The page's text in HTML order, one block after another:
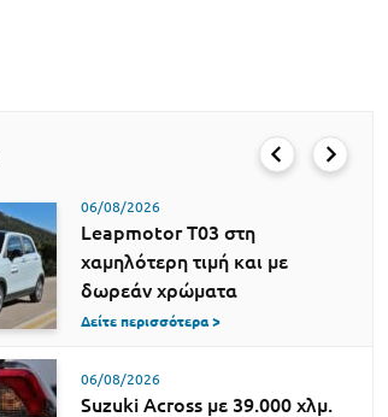
06/08/2026
Leapmotor T03 στη
χαμηλότερη τιμή και με
δωρεάν χρώματα
Δείτε περισσότερα >
06/08/2026
Suzuki Across με 39.000 χλμ.